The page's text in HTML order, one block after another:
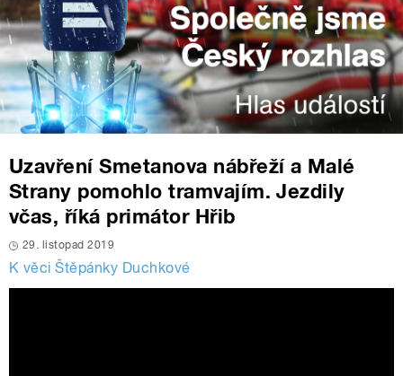
Uzavření Smetanova nábřeží a Malé
Strany pomohlo tramvajím. Jezdily
včas, říká primátor Hřib
29. listopad 2019
K věci Štěpánky Duchkové